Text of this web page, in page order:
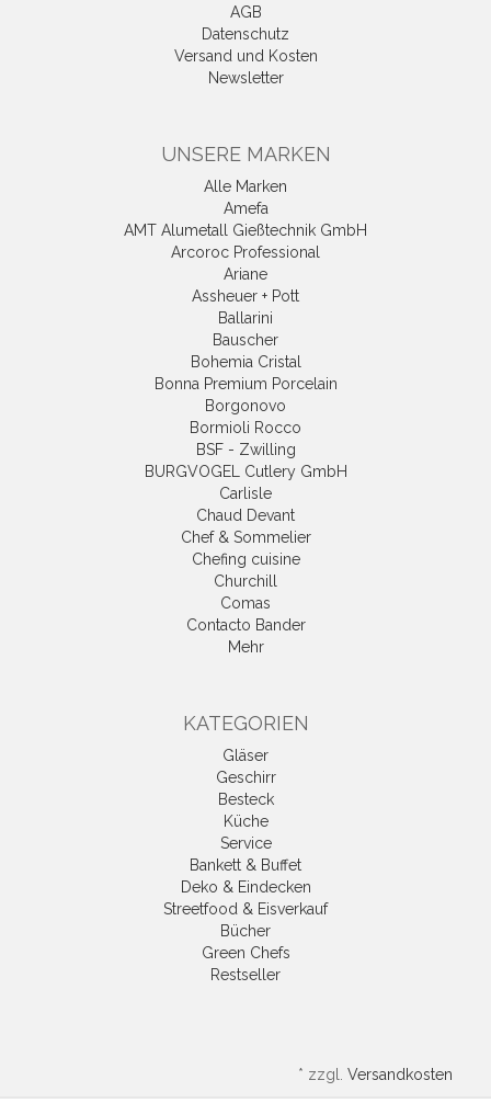
AGB
Datenschutz
Versand und Kosten
Newsletter
UNSERE MARKEN
Alle Marken
Amefa
AMT Alumetall Gießtechnik GmbH
Arcoroc Professional
Ariane
Assheuer + Pott
Ballarini
Bauscher
Bohemia Cristal
Bonna Premium Porcelain
Borgonovo
Bormioli Rocco
BSF - Zwilling
BURGVOGEL Cutlery GmbH
Carlisle
Chaud Devant
Chef & Sommelier
Chefing cuisine
Churchill
Comas
Contacto Bander
Mehr
KATEGORIEN
Gläser
Geschirr
Besteck
Küche
Service
Bankett & Buffet
Deko & Eindecken
Streetfood & Eisverkauf
Bücher
Green Chefs
Restseller
* zzgl. Versandkosten